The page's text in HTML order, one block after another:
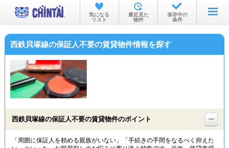
お部屋を探す
沿線・駅から
物件特集から
気になる
リスト
最近見た
物件
保存中の
条件
西鉄貝塚線の保証人不要の賃貸物件情報を探す
西鉄貝塚線の保証人不要の賃貸物件のポイント
「周囲に保証人を頼める親族がいない」「手続きの手間をなるべく抑えた